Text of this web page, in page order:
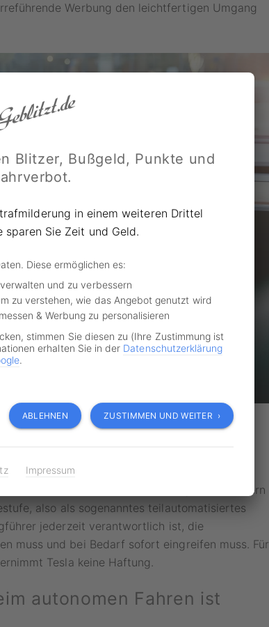
Werbung den leichtfertigen Umgang
/ shutterstock.com
nicht als autonomes Fahrsystem, sondern
also als sogenanntes teilautomatisiertes
jederzeit verantwortlich ist, die
muss und bei Bedarf sofort eingreifen muss. Für
Tesla keine Haftung.
autonomen Fahren ist
Blitzer, Bußgeld, Punkte und
in einem weiteren Drittel
sparen Sie Zeit und Geld.
Diese ermöglichen es:
und zu verbessern
zu verstehen, wie das Angebot genutzt wird
& Werbung zu personalisieren
stimmen Sie diesen zu (Ihre Zustimmung ist
erhalten Sie in der Datenschutzerklärung
.
ABLEHNEN ZUSTIMMEN UND WEITER ›
Impressum